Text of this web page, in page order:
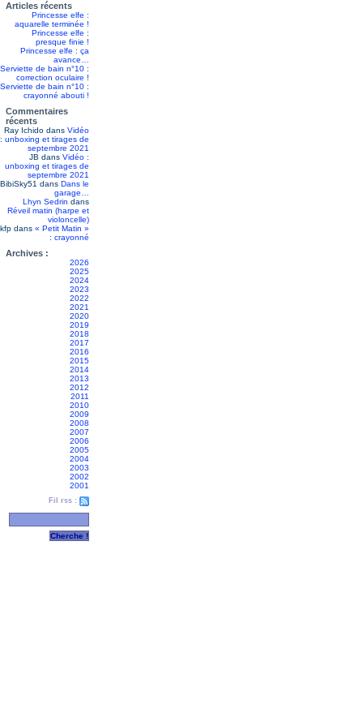
Articles récents
Princesse elfe :
aquarelle terminée !
Princesse elfe :
presque finie !
Princesse elfe : ça
avance…
Serviette de bain n°10 :
correction oculaire !
Serviette de bain n°10 :
crayonné abouti !
Commentaires
récents
Ray Ichido dans Vidéo
: unboxing et tirages de
septembre 2021
JB dans Vidéo :
unboxing et tirages de
septembre 2021
BibiSky51 dans Dans le
garage…
Lhyn Sedrin dans
Réveil matin (harpe et
violoncelle)
kfp dans « Petit Matin »
: crayonné
Archives :
2026
2025
2024
2023
2022
2021
2020
2019
2018
2017
2016
2015
2014
2013
2012
2011
2010
2009
2008
2007
2006
2005
2004
2003
2002
2001
Fil rss :